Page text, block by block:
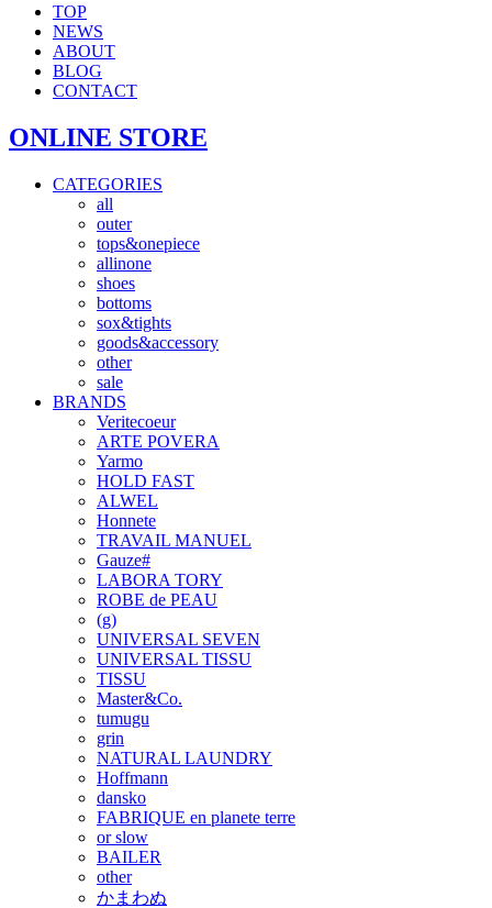
TOP
NEWS
ABOUT
BLOG
CONTACT
ONLINE STORE
CATEGORIES
all
outer
tops&onepiece
allinone
shoes
bottoms
sox&tights
goods&accessory
other
sale
BRANDS
Veritecoeur
ARTE POVERA
Yarmo
HOLD FAST
ALWEL
Honnete
TRAVAIL MANUEL
Gauze#
LABORA TORY
ROBE de PEAU
(g)
UNIVERSAL SEVEN
UNIVERSAL TISSU
TISSU
Master&Co.
tumugu
grin
NATURAL LAUNDRY
Hoffmann
dansko
FABRIQUE en planete terre
or slow
BAILER
other
かまわぬ